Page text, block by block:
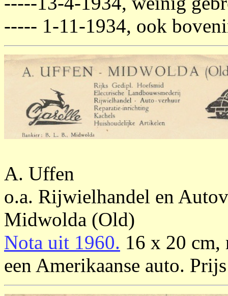
----- 1-11-1934, ook
A. Uffen
o.a. Rijwielhandel en
Midwolda (Old)
Nota uit 1960. 16 x 20 cm,
een Amerikaanse auto.